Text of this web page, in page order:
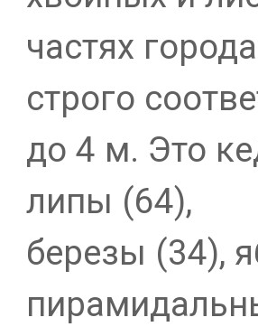
частях
строго
до 4 м. Это
липы (64),
березы (34),